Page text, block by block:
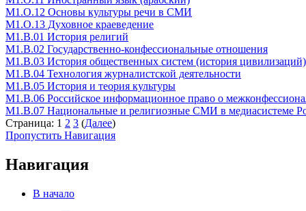
М1.О.12 Основы культуры речи в СМИ
М1.О.13 Духовное краеведение
М1.В.01 История религий
М1.В.02 Государственно-конфессиональные отношения
М1.В.03 История общественных систем (история цивилизаций)
М1.В.04 Технология журналистской деятельности
М1.В.05 История и теория культуры
М1.В.06 Российское информационное право о
М1.В.07 Национальные и религиозные СМИ в медиасистеме
Страница: 1 2 3 (Далее)
Пропустить Навигация
Навигация
В начало